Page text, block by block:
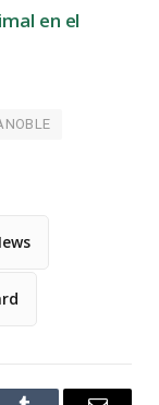
en el